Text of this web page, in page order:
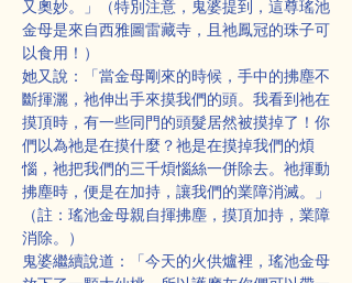
又奧妙。」（特別注意，鬼婆提到，這尊瑤池
金母是來自西雅圖雷藏寺，且祂鳳冠的珠子可
以食用！）
她又說：「當金母剛來的時候，手中的拂塵不
斷揮灑，祂伸出手來摸我們的頭。我看到祂在
摸頂時，有一些同門的頭髮居然被摸掉了！你
們以為祂是在摸什麼？祂是在摸掉我們的煩
惱，祂把我們的三千煩惱絲一併除去。祂揮動
拂塵時，便是在加持，讓我們的業障消滅。」
（註：瑤池金母親自揮拂塵，摸頂加持，業障
消除。）
鬼婆繼續說道：「今天的火供爐裡，瑤池金母